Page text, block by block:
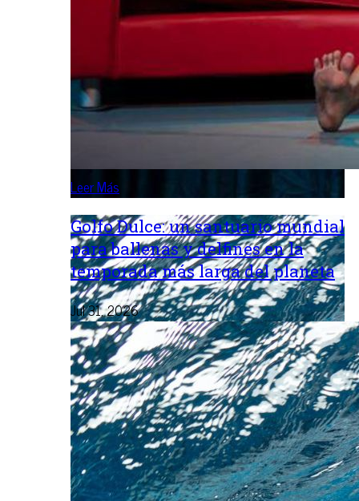
Leer Más
Golfo Dulce: un santuario mundial
para ballenas y delfines en la
temporada más larga del planeta
Jul 31, 2026